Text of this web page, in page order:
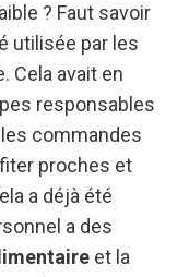
? Faut savoir
utilisée par les
Cela avait en
responsables
commandes
proches et
a déjà été
a des
et la